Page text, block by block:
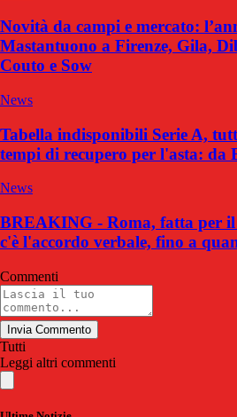
Novità da campi e mercato:
Mastantuono a Firenze, Gila,
Couto e Sow
News
Tabella indisponibili Serie A,
tempi di recupero per l'asta: da
News
BREAKING - Roma, fatta per
c'è l'accordo verbale, fino a
Commenti
Invia Commento
Tutti
Leggi altri commenti